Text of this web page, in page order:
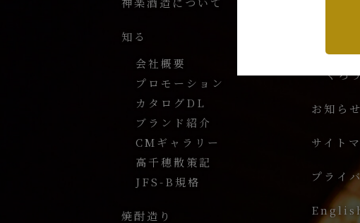
知る
会社概要
プロモーション
カタログDL
ブランド紹介
CMギャラリー
高千穂散策記
JFS-B規格
焼酎造り
長期
くろ
お知らせ
サイト
プライ